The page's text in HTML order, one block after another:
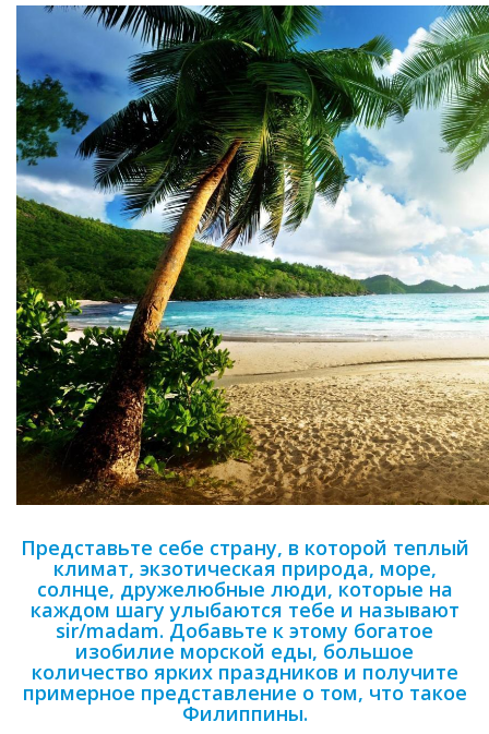
Представьте себе страну, в которой теплый
климат, экзотическая природа, море,
солнце, дружелюбные люди, которые на
каждом шагу улыбаются тебе и называют
sir/madam. Добавьте к этому богатое
изобилие морской еды, большое
количество ярких праздников и получите
примерное представление о том, что такое
Филиппины.